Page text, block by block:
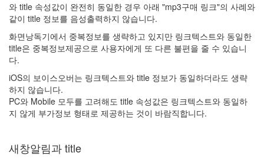
와 title 속성값이 완전히 동일한 경우 아래 "mp3구매 링크"의 사례와
같이 title 정보를 음성출력하지 않습니다.
화면낭독기에서 중복정보를 생략하고 있지만 링크텍스트와 동일한
title은 중복정보제공으로 사용자에게 또 다른 불편을 줄 수 있습니
다.
iOS의 보이스오버는 링크텍스트와 title 정보가 동일하더라도 생략
하지 않습니다.
PC와 Mobile 모두를 고려해도 title 속성값은 링크텍스트와 동일하
지 않게 부가정보 형태로 제공하는 것이 바람직합니다.
새창알림과 title
대
체
텍
스
트
링
크
조
스
Notices